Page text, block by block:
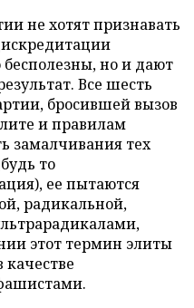
не хотят признавать
бесполезны, но и дают
Все шесть
бросившей вызов
и правилам
замалчивания тех
то
ее пытаются
радикальной,
этот термин элиты